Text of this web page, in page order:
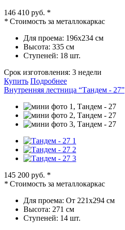
146 410 руб. *
* Стоимость за металлокаркас
Для проема: 196х234 см
Высота: 335 см
Ступеней: 18 шт.
Срок изготовления: 3 недели
Купить Подробнее
Внутренняя лестница “Тандем - 27”
145 200 руб. *
* Стоимость за металлокаркас
Для проема: От 221х294 см
Высота: 271 см
Ступеней: 14 шт.